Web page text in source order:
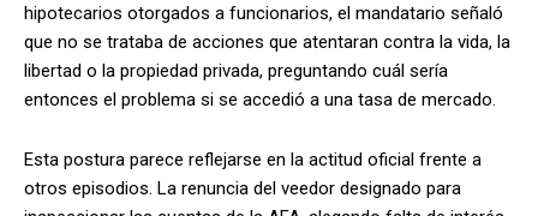
hipotecarios otorgados a funcionarios, el mandatario señaló
que no se trataba de acciones que atentaran contra la vida, la
libertad o la propiedad privada, preguntando cuál sería
entonces el problema si se accedió a una tasa de mercado.
Esta postura parece reflejarse en la actitud oficial frente a
otros episodios. La renuncia del veedor designado para